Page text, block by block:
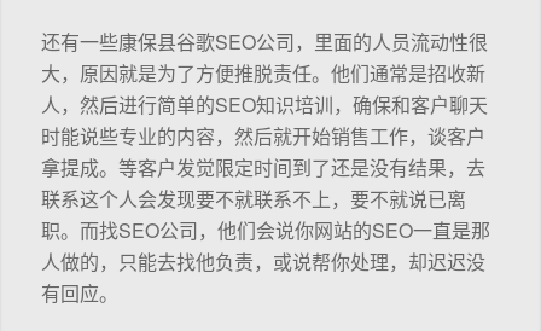
还有一些康保县谷歌SEO公司，里面的人员流动性很
大，原因就是为了方便推脱责任。他们通常是招收新
人，然后进行简单的SEO知识培训，确保和客户聊天
时能说些专业的内容，然后就开始销售工作，谈客户
拿提成。等客户发觉限定时间到了还是没有结果，去
联系这个人会发现要不就联系不上，要不就说已离
职。而找SEO公司，他们会说你网站的SEO一直是那
人做的，只能去找他负责，或说帮你处理，却迟迟没
有回应。